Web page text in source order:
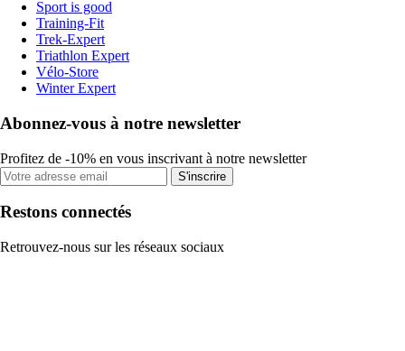
Sport is good
Training-Fit
Trek-Expert
Triathlon Expert
Vélo-Store
Winter Expert
Abonnez-vous à notre newsletter
Profitez de -10% en vous inscrivant à notre newsletter
S'inscrire
Restons connectés
Retrouvez-nous sur les réseaux sociaux